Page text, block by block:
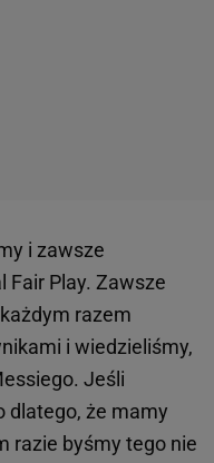
i zawsze
Fair Play. Zawsze
razem
i wiedzieliśmy,
Jeśli
dlatego, że mamy
razie byśmy tego nie